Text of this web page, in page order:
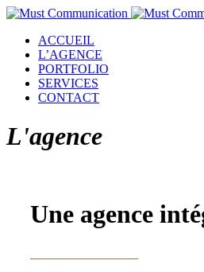
ACCUEIL
L’AGENCE
PORTFOLIO
SERVICES
CONTACT
L'agence
Une agence